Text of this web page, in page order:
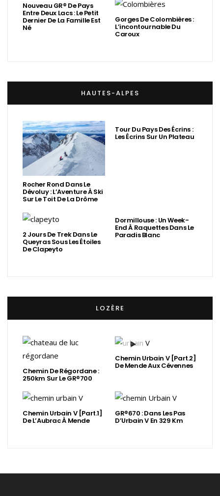
Nouveau GR® De Pays
Entre Deux Lacs : Le Petit
Dernier De La Famille Est
Né
Gorges De Colombières :
L’incontournable Du
Caroux
HAUTES-ALPES
Rocher Rond Dans Le
Dévoluy : L’Aventure À Ski
Sur Le Toit De La Drôme
Tour Du Pays Des Écrins :
Les Écrins Sur Un Plateau
2 Jours De Trek Dans Le
Queyras Sous Les Étoiles
De Clapeyto
Dormillouse : Un Week-
End À Raquettes Dans Le
Paradis Blanc
LOZÈRE
Chemin De Régordane :
250km Sur Le GR®700
Chemin Urbain V [Part.2]
De Mende Aux Cévennes
Chemin Urbain V [Part.1]
De L’Aubrac À Mende
GR®670 : Dans Les Pas
D’Urbain V En 329 Km